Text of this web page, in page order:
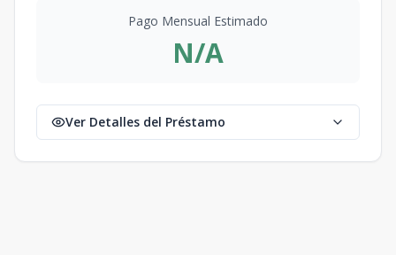
Pago Mensual Estimado
N/A
Ver Detalles del Préstamo